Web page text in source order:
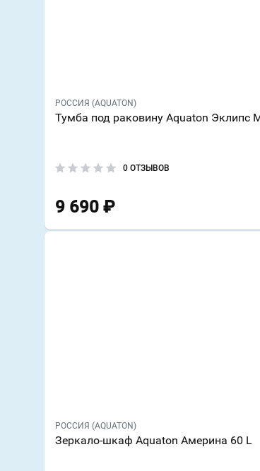
РОССИЯ (AQUATON)
Тумба под раковину Aquaton Эклипс
0 ОТЗЫВОВ
9 690 ₽
РОССИЯ (AQUATON)
Зеркало-шкаф Aquaton Америна 60 L